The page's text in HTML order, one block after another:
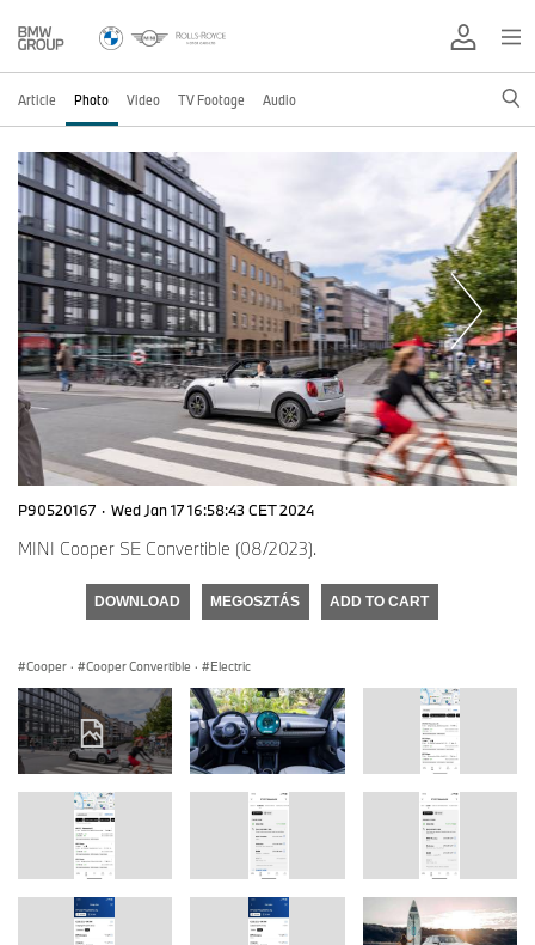
Article Photo Video TV Footage Audio
P90520167 · Wed Jan 17 16:58:43 CET 2024
MINI Cooper SE Convertible (08/2023).
DOWNLOAD MEGOSZTÁS ADD TO CART
Cooper · Cooper Convertible · Electric